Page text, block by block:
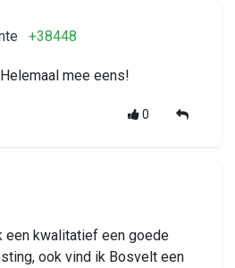
+38448
mee eens!
0
een kwalitatief een goede
ook vind ik Bosvelt een